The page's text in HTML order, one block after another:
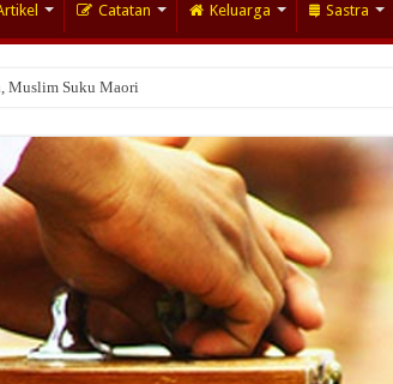
Catatan Keluarga Sastra
Muslim Suku Maori
Muktamar